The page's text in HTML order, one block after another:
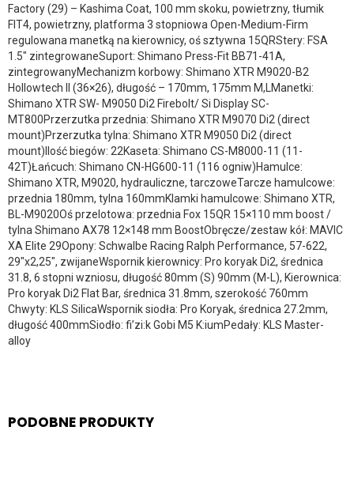
Factory (29) – Kashima Coat, 100 mm skoku, powietrzny, tłumik
FIT4, powietrzny, platforma 3 stopniowa Open-Medium-Firm
regulowana manetką na kierownicy, oś sztywna 15QRStery: FSA
1.5″ zintegrowaneSuport: Shimano Press-Fit BB71-41A,
zintegrowanyMechanizm korbowy: Shimano XTR M9020-B2
Hollowtech II (36×26), długość – 170mm, 175mm M,LManetki:
Shimano XTR SW- M9050 Di2 Firebolt/ Si Display SC-
MT800Przerzutka przednia: Shimano XTR M9070 Di2 (direct
mount)Przerzutka tylna: Shimano XTR M9050 Di2 (direct
mount)Ilość biegów: 22Kaseta: Shimano CS-M8000-11 (11-
42T)Łańcuch: Shimano CN-HG600-11 (116 ogniw)Hamulce:
Shimano XTR, M9020, hydrauliczne, tarczoweTarcze hamulcowe:
przednia 180mm, tylna 160mmKlamki hamulcowe: Shimano XTR,
BL-M9020Oś przelotowa: przednia Fox 15QR 15×110 mm boost /
tylna Shimano AX78 12×148 mm BoostObręcze/zestaw kół: MAVIC
XA Elite 29Opony: Schwalbe Racing Ralph Performance, 57-622,
29″x2,25″, zwijaneWspornik kierownicy: Pro koryak Di2, średnica
31.8, 6 stopni wzniosu, długość 80mm (S) 90mm (M-L), Kierownica:
Pro koryak Di2 Flat Bar, średnica 31.8mm, szerokość 760mm
Chwyty: KLS SilicaWspornik siodła: Pro Koryak, średnica 27.2mm,
długość 400mmSiodło: fi’zi:k Gobi M5 K:iumPedały: KLS Master-
alloy
PODOBNE PRODUKTY